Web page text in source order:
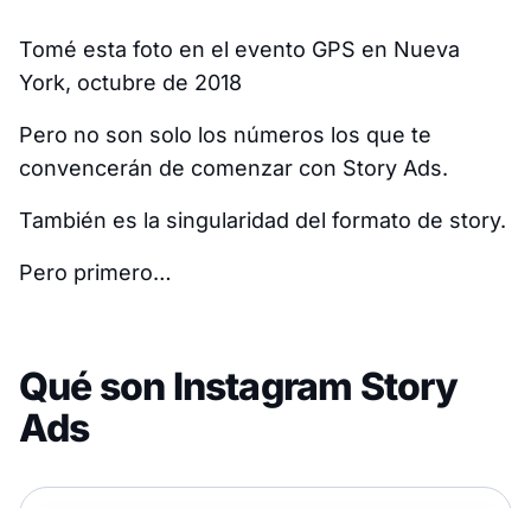
Tomé esta foto en el evento GPS en Nueva
York, octubre de 2018
Pero no son solo los números los que te
convencerán de comenzar con Story Ads.
También es la singularidad del formato de story.
Pero primero…
Qué son Instagram Story
Ads